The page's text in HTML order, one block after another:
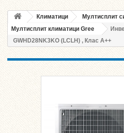
Климатици
Мултисплит
Мултисплит климатици Gree
GWHD28NK3KO (LCLH) , Клас А++